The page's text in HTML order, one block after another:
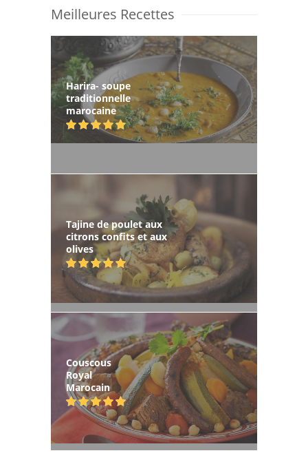
Meilleures Recettes
Harira- soupe
traditionnelle
marocaine
Tajine de poulet aux
citrons confits et aux
olives
Couscous
Royal
Marocain